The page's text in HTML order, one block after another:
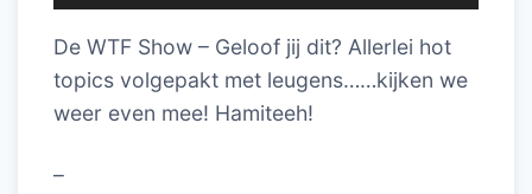
De WTF Show – Geloof jij dit? Allerlei hot
topics volgepakt met leugens……kijken we
weer even mee! Hamiteeh!
–